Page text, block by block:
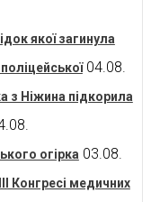
якої загинула
04.08.
з Ніжина підкорила
огірка 03.08.
Конгресі медичних